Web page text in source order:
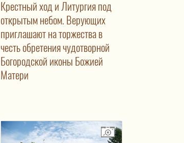
Крестный ход и Литургия под
открытым небом. Верующих
приглашают на торжества в
честь обретения чудотворной
Богородской иконы Божией
Матери